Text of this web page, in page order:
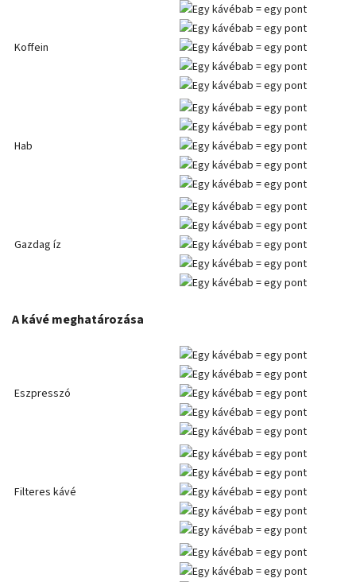
Koffein
Hab
Gazdag íz
A kávé meghatározása
Eszpresszó
Filteres kávé